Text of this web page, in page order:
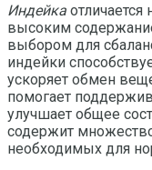
Индейка
высоким
выбором для
индейки
ускоряет обмен
помогает
улучшает общее
содержит
необходимых для